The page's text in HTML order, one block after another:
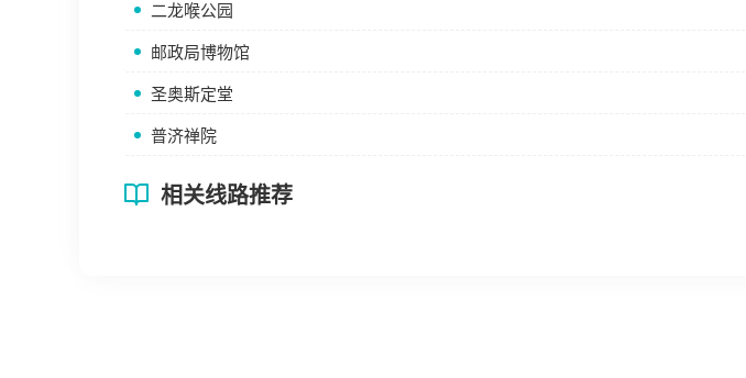
二龙喉公园
邮政局博物馆
圣奥斯定堂
普济禅院
相关线路推荐